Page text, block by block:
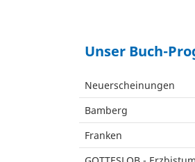
Unser Buch-
Neuerscheinungen
Bamberg
Franken